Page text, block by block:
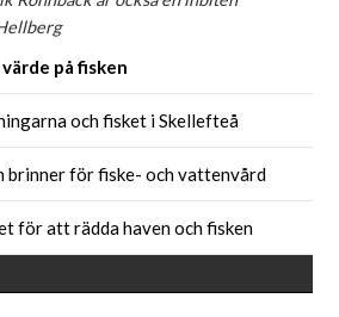
på fisken
och fisket i Skellefteå
brinner för fiske- och vattenvård
för att rädda haven och fisken